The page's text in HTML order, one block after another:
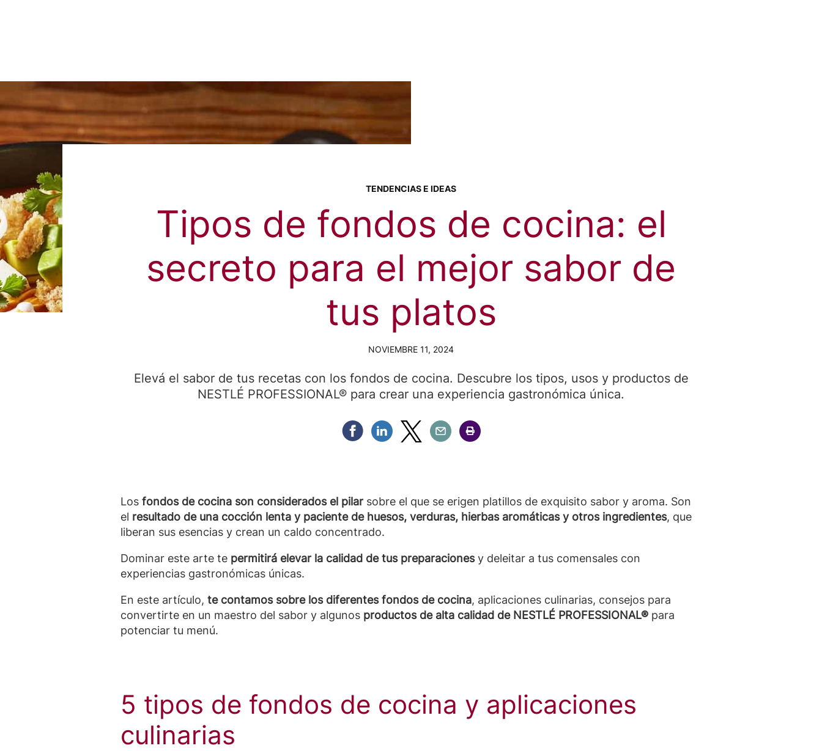
TENDENCIAS E IDEAS
Tipos de fondos de cocina: el
secreto para el mejor sabor de
tus platos
NOVIEMBRE 11, 2024
Elevá el sabor de tus recetas con los fondos de cocina. Descubre los tipos, usos y productos de
NESTLÉ PROFESSIONAL® para crear una experiencia gastronómica única.
Compartir Facebook
Compartir Linkedin
Compartir Twitter
Compartir Email
Compartir Imprimir
Los fondos de cocina son considerados el pilar sobre el que se erigen platillos de exquisito sabor y aroma. Son
el resultado de una cocción lenta y paciente de huesos, verduras, hierbas aromáticas y otros ingredientes, que
liberan sus esencias y crean un caldo concentrado.
Dominar este arte te permitirá elevar la calidad de tus preparacionesy deleitar a tus comensales con
experiencias gastronómicas únicas.
En este artículo, te contamos sobre los diferentes fondos de cocina, aplicaciones culinarias, consejos para
convertirte en un maestro del sabor y algunos productos de alta calidad de NESTLÉ PROFESSIONAL® para
potenciar tu menú.
5 tipos de fondos de cocina y aplicaciones
culinarias